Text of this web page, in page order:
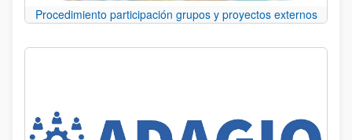
Procedimiento participación grupos y proyectos externos